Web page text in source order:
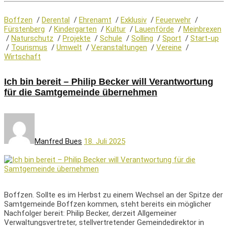
Boffzen / Derental / Ehrenamt / Exklusiv / Feuerwehr /
Fürstenberg / Kindergarten / Kultur / Lauenförde / Meinbrexen
/ Naturschutz / Projekte / Schule / Solling / Sport / Start-up
/ Tourismus / Umwelt / Veranstaltungen / Vereine /
Wirtschaft
Ich bin bereit – Philip Becker will Verantwortung
für die Samtgemeinde übernehmen
Manfred Bues 18. Juli 2025
Boffzen. Sollte es im Herbst zu einem Wechsel an der Spitze der
Samtgemeinde Boffzen kommen, steht bereits ein möglicher
Nachfolger bereit: Philip Becker, derzeit Allgemeiner
Verwaltungsvertreter, stellvertretender Gemeindedirektor in